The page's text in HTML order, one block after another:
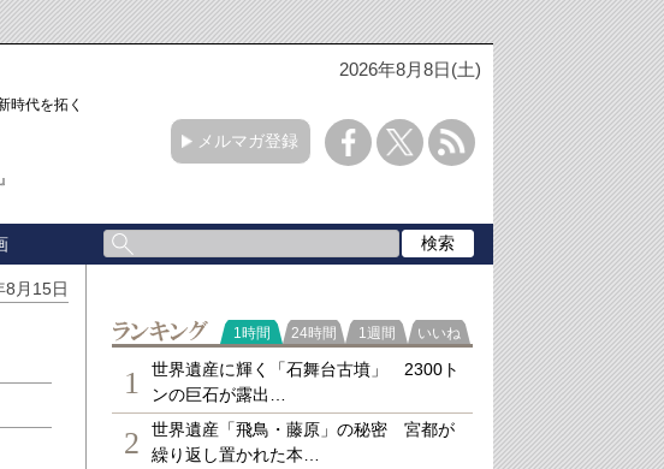
2026年8月8日(土)
代を拓く「3
メルマガ登録
8月15日
ランキング
1時間 24時間 1週間 いいね
1
世界遺産に輝く「石舞台古墳」 2300ト
ンの巨石が露出…
2
世界遺産「飛鳥・藤原」の秘密 宮都が
繰り返し置かれた本…